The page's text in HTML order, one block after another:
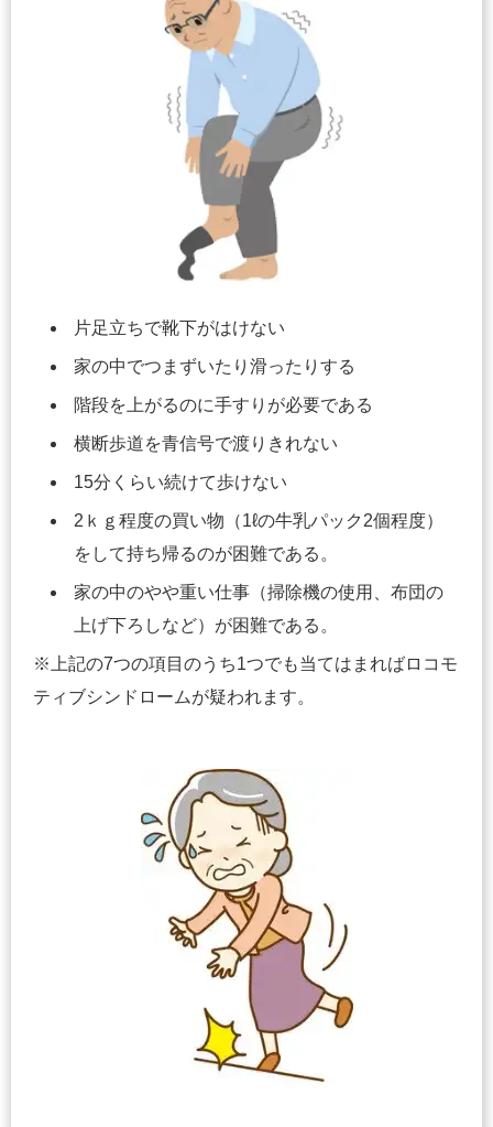
片足立ちで靴下がはけない
家の中でつまずいたり滑ったりする
階段を上がるのに手すりが必要である
横断歩道を青信号で渡りきれない
15分くらい続けて歩けない
2ｋｇ程度の買い物（1ℓの牛乳パック2個程度）
をして持ち帰るのが困難である。
家の中のやや重い仕事（掃除機の使用、布団の
上げ下ろしなど）が困難である。
※上記の7つの項目のうち1つでも当てはまればロコモ
ティブシンドロームが疑われます。